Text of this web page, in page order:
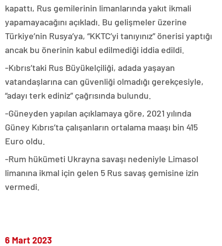
kapattı, Rus gemilerinin limanlarında yakıt ikmali
yapamayacağını açıkladı. Bu gelişmeler üzerine
Türkiye’nin Rusya’ya, “KKTC’yi tanıyınız” önerisi yaptığı
ancak bu önerinin kabul edilmediği iddia edildi.
-Kıbrıs’taki Rus Büyükelçiliği, adada yaşayan
vatandaşlarına can güvenliği olmadığı gerekçesiyle,
“adayı terk ediniz” çağrısında bulundu.
-Güneyden yapılan açıklamaya göre, 2021 yılında
Güney Kıbrıs’ta çalışanların ortalama maaşı bin 415
Euro oldu.
-Rum hükümeti Ukrayna savaşı nedeniyle Limasol
limanına ikmal için gelen 5 Rus savaş gemisine izin
vermedi.
6 Mart 2023